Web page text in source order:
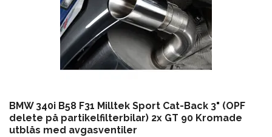
BMW 340i B58 F31 Milltek Sport Cat-Back 3" (OPF
delete på partikelfilterbilar) 2x GT 90 Kromade
utblås med avgasventiler